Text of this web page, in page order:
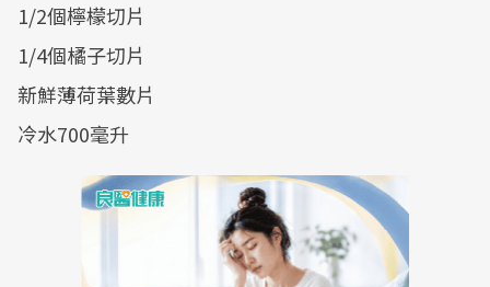
1/2個檸檬切片
1/4個橘子切片
新鮮薄荷葉數片
冷水700毫升